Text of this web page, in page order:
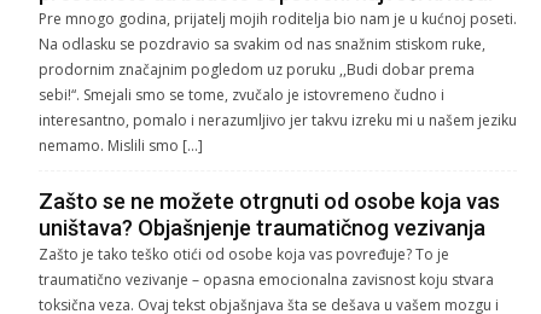
Pre mnogo godina, prijatelj mojih roditelja bio nam je u kućnoj poseti.
Na odlasku se pozdravio sa svakim od nas snažnim stiskom ruke,
prodornim značajnim pogledom uz poruku ,,Budi dobar prema
sebi!“. Smejali smo se tome, zvučalo je istovremeno čudno i
interesantno, pomalo i nerazumljivo jer takvu izreku mi u našem jeziku
nemamo. Mislili smo […]
Zašto se ne možete otrgnuti od osobe koja vas
uništava? Objašnjenje traumatičnog vezivanja
Zašto je tako teško otići od osobe koja vas povređuje? To je
traumatično vezivanje – opasna emocionalna zavisnost koju stvara
toksična veza. Ovaj tekst objašnjava šta se dešava u vašem mozgu i